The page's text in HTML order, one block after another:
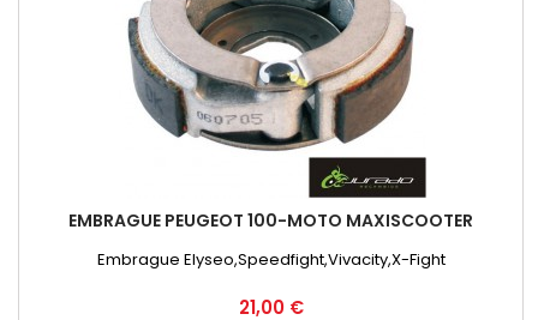
EMBRAGUE PEUGEOT 100-MOTO MAXISCOOTER
Embrague Elyseo,Speedfight,Vivacity,X-Fight
Precio
21,00 €